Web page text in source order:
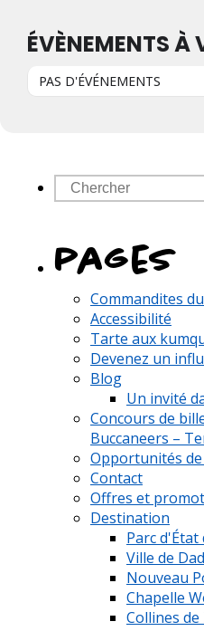
ÉVÈNEMENTS À
PAS D'ÉVÉNEMENTS
pages
Commandites
Accessibilité
Tarte aux
Devenez un
Blog
Un invité
Concours de
Buccaneers –
Opportunités
Contact
Offres et
Destination
Parc d'État
Ville de
Nouveau
Chapelle
Collines